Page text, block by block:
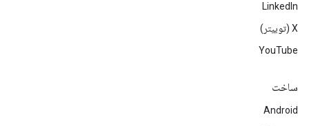
LinkedIn
‫X (توییتر)
YouTube
ساخت
Android